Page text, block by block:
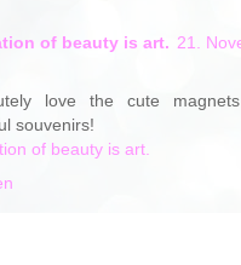
of beauty is art. 21.
love the cute
souvenirs!
of beauty is art.